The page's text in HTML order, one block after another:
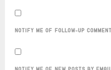
NOTIFY ME OF FOLLOW-UP